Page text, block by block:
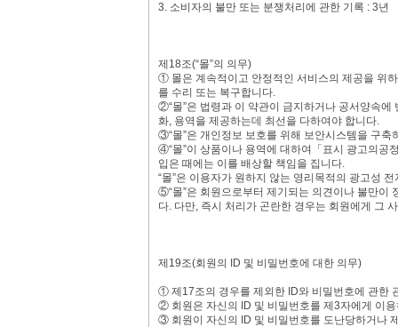
3. 소비자의 불만 또는 분쟁처리에 관한 기록 : 3년
제18조(“몰”의 의무)
① 몰은 계속적이고 안정적인 서비스의 제공을 위
를 수리 또는 복구합니다.
②“몰”은 법령과 이 약관이 금지하거나 공서양속
화, 용역을 제공하는데 최선을 다하여야 합니다.
③“몰”은 개인정보 보호를 위해 보안시스템을 구
④“몰”이 상품이나 용역에 대하여「표시 광고의공
입은 때에는 이를 배상할 책임을 집니다.
“몰”은 이용자가 원하지 않는 영리목적의 광고성
⑤“몰”은 회원으로부터 제기되는 의견이나 불만이
다. 다만, 즉시 처리가 곤란한 경우는 회원에게 그
제19조(회원의 ID 및 비밀번호에 대한 의무)
① 제17조의 경우를 제외한 ID와 비밀번호에 관한
② 회원은 자신의 ID 및 비밀번호를 제3자에게 이
③ 회원이 자신의 ID 및 비밀번호를 도난당하거나